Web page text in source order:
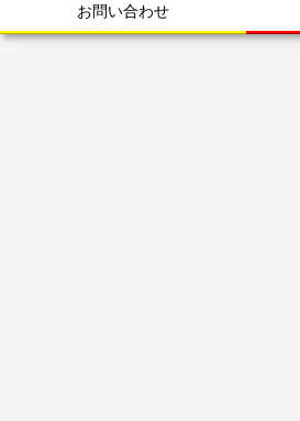
お問い合わせ